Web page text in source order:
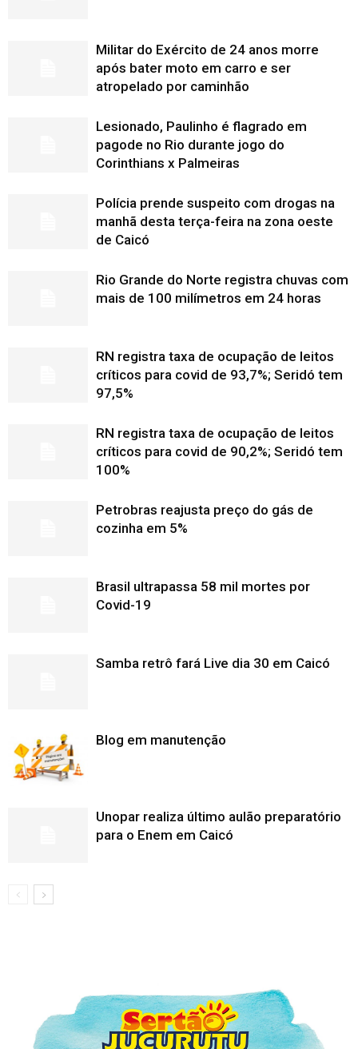
Militar do Exército de 24 anos morre
após bater moto em carro e ser
atropelado por caminhão
Lesionado, Paulinho é flagrado em
pagode no Rio durante jogo do
Corinthians x Palmeiras
Polícia prende suspeito com drogas na
manhã desta terça-feira na zona oeste
de Caicó
Rio Grande do Norte registra chuvas com
mais de 100 milímetros em 24 horas
RN registra taxa de ocupação de leitos
críticos para covid de 93,7%; Seridó tem
97,5%
RN registra taxa de ocupação de leitos
críticos para covid de 90,2%; Seridó tem
100%
Petrobras reajusta preço do gás de
cozinha em 5%
Brasil ultrapassa 58 mil mortes por
Covid-19
Samba retrô fará Live dia 30 em Caicó
Blog em manutenção
Unopar realiza último aulão preparatório
para o Enem em Caicó